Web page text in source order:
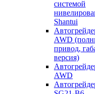
системой
Shantui
AWD
привод,
версия)
AWD